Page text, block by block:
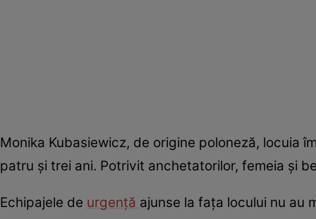
Monika Kubasiewicz, de origine poloneză, locuia
patru și trei ani. Potrivit anchetatorilor, femeia și
Echipajele de urgență ajunse la fața locului nu au